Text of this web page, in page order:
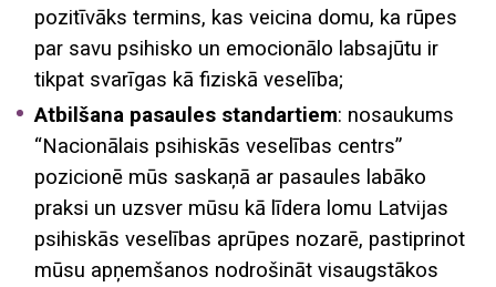
pozitīvāks termins, kas veicina domu, ka rūpes
par savu psihisko un emocionālo labsajūtu ir
tikpat svarīgas kā fiziskā veselība;
Atbilšana pasaules standartiem: nosaukums
“Nacionālais psihiskās veselības centrs”
pozicionē mūs saskaņā ar pasaules labāko
praksi un uzsver mūsu kā līdera lomu Latvijas
psihiskās veselības aprūpes nozarē, pastiprinot
mūsu apņemšanos nodrošināt visaugstākos